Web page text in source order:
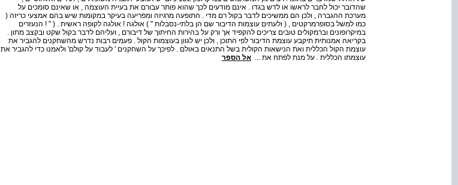
שהדובר יכול לחבר לראשו או לדש בגדו . אינם מודעים לכך שהוא פותר עבורם את בעיית העוצמה , או שאינם סומכים על
מערכת ההגברה , ולכן הם ממשיכים לדבר בקול רם מדי . התופעה מרגיזה ומפריעה בעיקר במקומות שיש בהם אמצעי כריזה (
כמו למשל בסופרמרקטים , ( ולעתים עוצמות הדיבור שם הן בלתי-נסבלות " ) אולגה ! אולגה לקופה ראשית . ( " ! הנעזרים
במיקרופונים וברמקולים טובים צריכים להקפיד אך ורק על בהירות החיתוך של דיבורם , ועליהם לדבר בקול שקט ובקצב מתון .
בקריאה אמנותית תיקבע עוצמת הדיבור לפי התוכן , ולכן יש לגוון בעוצמות הקול . פעמים רבות נדרש מהשחקנים להגביר את
עוצמת הקול הכללית ואת הנישאות הקולית בשל התנאים באולם . לפיכך על השחקנים ' לעבוד על קולם' ולאמנו כדי להגביר את
עוצמתו הכללית . על מנת לפתח את ... אל הספר